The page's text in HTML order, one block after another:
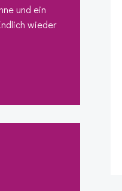
und ein
wieder